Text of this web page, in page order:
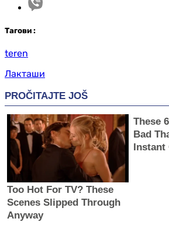
Тагови :
teren
Лакташи